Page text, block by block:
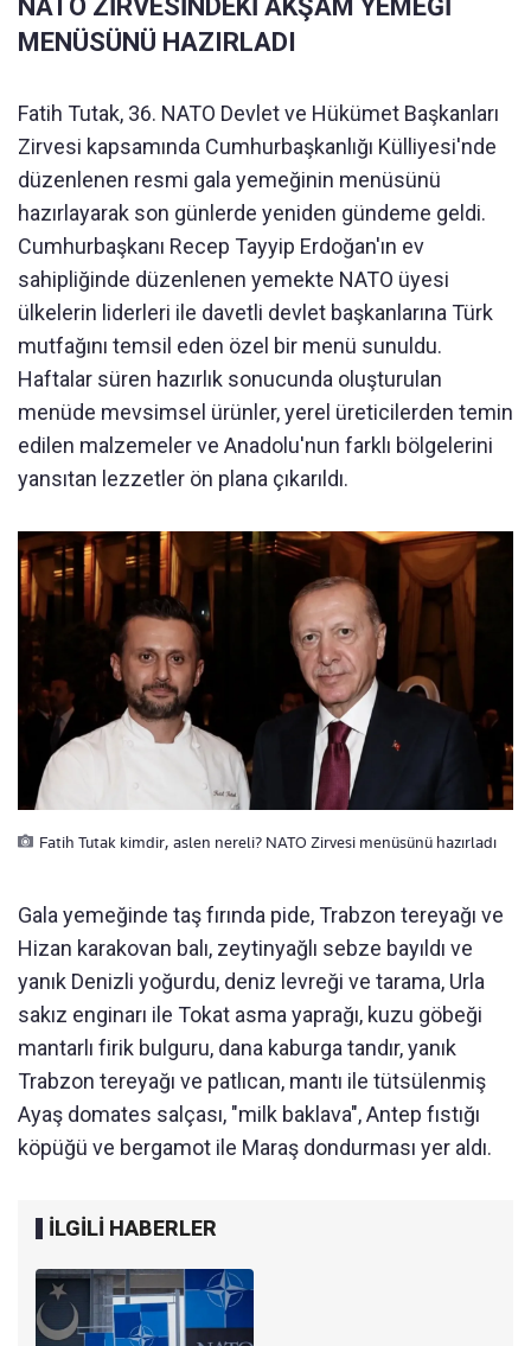
NATO ZİRVESİNDEKİ AKŞAM YEMEĞİ
MENÜSÜNÜ HAZIRLADI
Fatih Tutak, 36. NATO Devlet ve Hükümet Başkanları
Zirvesi kapsamında Cumhurbaşkanlığı Külliyesi'nde
düzenlenen resmi gala yemeğinin menüsünü
hazırlayarak son günlerde yeniden gündeme geldi.
Cumhurbaşkanı Recep Tayyip Erdoğan'ın ev
sahipliğinde düzenlenen yemekte NATO üyesi
ülkelerin liderleri ile davetli devlet başkanlarına Türk
mutfağını temsil eden özel bir menü sunuldu.
Haftalar süren hazırlık sonucunda oluşturulan
menüde mevsimsel ürünler, yerel üreticilerden temin
edilen malzemeler ve Anadolu'nun farklı bölgelerini
yansıtan lezzetler ön plana çıkarıldı.
Fatih Tutak kimdir, aslen nereli? NATO Zirvesi menüsünü hazırladı
Gala yemeğinde taş fırında pide, Trabzon tereyağı ve
Hizan karakovan balı, zeytinyağlı sebze bayıldı ve
yanık Denizli yoğurdu, deniz levreği ve tarama, Urla
sakız enginarı ile Tokat asma yaprağı, kuzu göbeği
mantarlı firik bulguru, dana kaburga tandır, yanık
Trabzon tereyağı ve patlıcan, mantı ile tütsülenmiş
Ayaş domates salçası, "milk baklava", Antep fıstığı
köpüğü ve bergamot ile Maraş dondurması yer aldı.
İLGİLİ HABERLER